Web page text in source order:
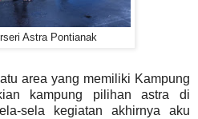
Astra Pontianak
area yang memiliki Kampung
kampung pilihan astra di
sela kegiatan akhirnya aku